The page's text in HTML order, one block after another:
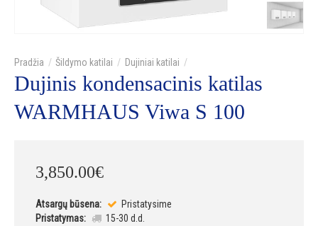
Šildymo katilai Dujiniai katilai
Dujinis kondensacinis katilas
WARMHAUS Viwa S 100
3,850.00€
Atsargų būsena:
Pristatysime
Pristatymas:
15-30 d.d.